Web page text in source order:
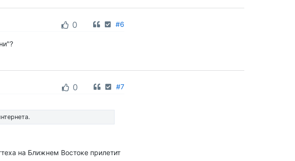
0 #6
0
#7
на Ближнем Востоке прилетит